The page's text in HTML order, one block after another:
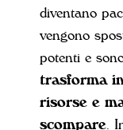
diventano
vengono
potenti e
trasforma
risorse e
scompare.